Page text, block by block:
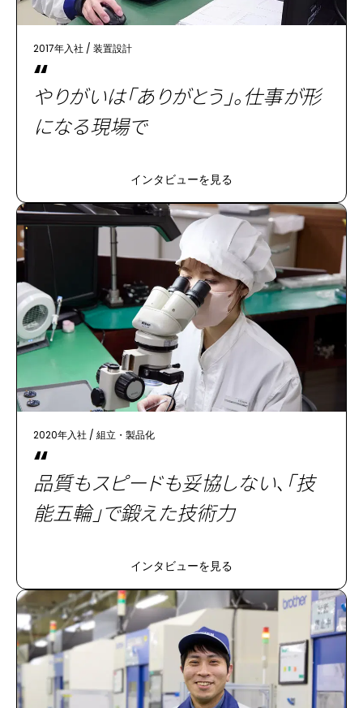
2017年入社 / 装置設計
“
やりがいは「ありがとう」。仕事が形
になる現場で
インタビューを見る
2020年入社 / 組立・製品化
“
品質もスピードも妥協しない、「技
能五輪」で鍛えた技術力
インタビューを見る